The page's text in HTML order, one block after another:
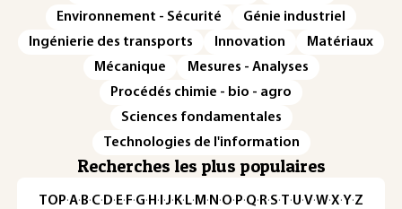
Environnement - Sécurité
Génie industriel
Ingénierie des transports
Innovation
Matériaux
Mécanique
Mesures - Analyses
Procédés chimie - bio - agro
Sciences fondamentales
Technologies de l'information
Recherches les plus populaires
TOP·A·B·C· D· E· F·G· H · ·J· K· L· M · N ·O· P·Q· R·S·T·U·V·W·X·Y·Z